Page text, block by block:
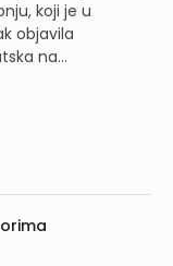
koji je u
objavila
na...